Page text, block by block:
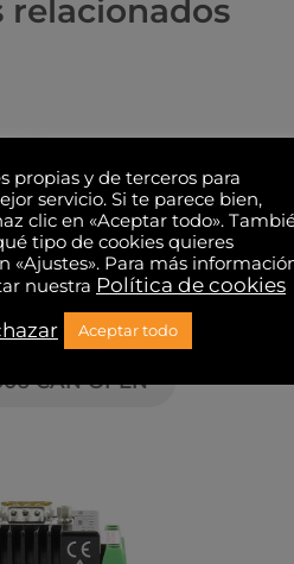
relacionados
CAN OPEN
propias y de terceros para
servicio. Si te parece bien,
clic en «Aceptar todo».
tipo de cookies quieres
«Ajustes». Para más
nuestra Política de cookies
Aceptar todo